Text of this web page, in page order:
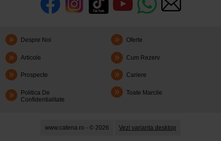
Despre Noi Oferte
Articole Cum Rezerv
Prospecte Cariere
Politica De
Confidentialitate
Toate Marcile
www.catena.ro - © 2026 Vezi varianta desktop